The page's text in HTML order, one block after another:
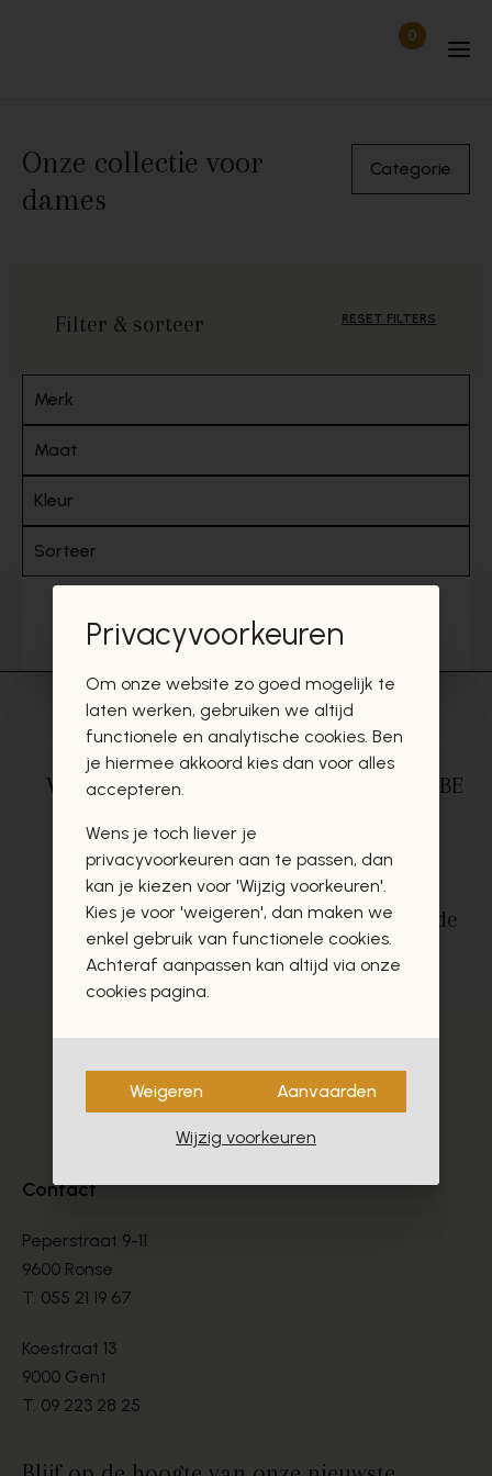
0Items in
Onze collectie voor
dames
Categorie
Filter & sorteer RESET FILTERS
Merk
Maat
Kleur
Sorteer
Toon resultaten Actieve filters
Veilig betalen
Gratis levering in BE
Uitstekende
klantendienst
Gratis ophaal
in de
winkels
Contact
Peperstraat 9-11
9600 Ronse
T. 055 21 19 67
Koestraat 13
9000 Gent
T. 09 223 28 25
Privacyvoorkeuren
Om onze website zo goed mogelijk te
laten werken, gebruiken we altijd
functionele en analytische cookies. Ben
je hiermee akkoord kies dan voor alles
accepteren.
Wens je toch liever je
privacyvoorkeuren aan te passen, dan
kan je kiezen voor 'Wijzig voorkeuren'.
Kies je voor 'weigeren', dan maken we
enkel gebruik van functionele cookies.
Achteraf aanpassen kan altijd via onze
cookies pagina.
Weigeren Aanvaarden
Wijzig voorkeuren